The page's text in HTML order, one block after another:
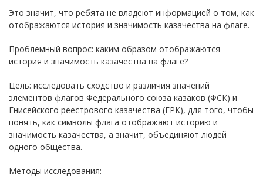
Это значит, что ребята не владеют информацией о том, как
отображаются история и значимость казачества на флаге.
Проблемный вопрос: каким образом отображаются
история и значимость казачества на флаге?
Цель: исследовать сходство и различия значений
элементов флагов Федерального союза казаков (ФСК) и
Енисейского реестрового казачества (ЕРК), для того, чтобы
понять, как символы флага отображают историю и
значимость казачества, а значит, объединяют людей
одного общества.
Методы исследования: